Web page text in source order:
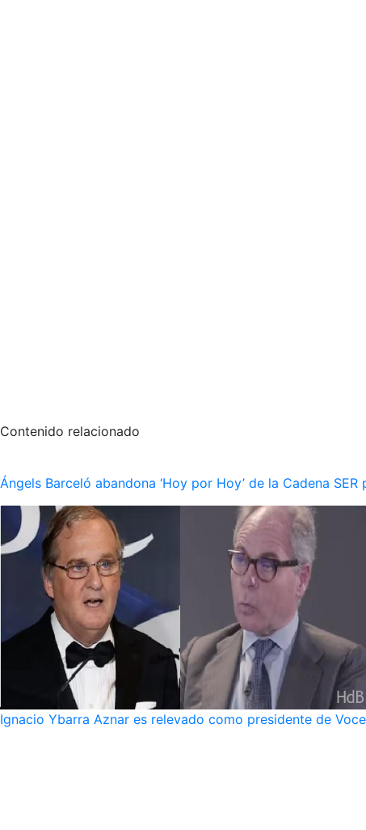
Contenido relacionado
Ángels Barceló abandona ‘Hoy por Hoy’ de la Cadena
Ignacio Ybarra Aznar es relevado como presidente de